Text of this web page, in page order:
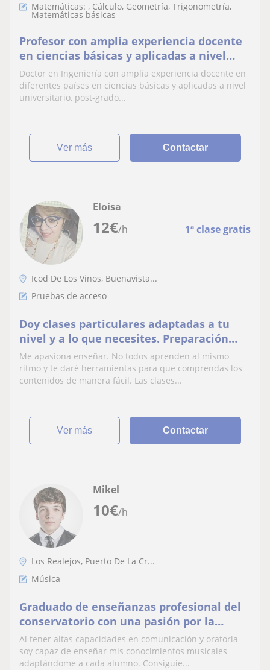
Matemáticas: , Cálculo, Geometría, Trigonometría,
Matemáticas básicas
Profesor con amplia experiencia docente
en ciencias básicas y aplicadas a nivel
universitario y educación secundaria
Doctor en Ingeniería con amplia experiencia docente en
diferentes países en ciencias básicas y aplicadas a nivel
universitario, post-grado...
ver más Contactar
12€/h 1ª clase gratis
Eloisa
Icod De Los Vinos, Buenavista...
Pruebas de acceso
Doy clases particulares adaptadas a tu
nivel y a lo que necesites. Preparación
para pruebas de Eso, bachillerato, grado
medio o superior, competencias claves,
entre otros
Me apasiona enseñar. No todos aprenden al mismo
ritmo y te daré herramientas para que comprendas los
contenidos de manera fácil. Las clases...
ver más Contactar
10€/h
Mikel
Los Realejos, Puerto De La Cr...
Música
Graduado de enseñanzas profesional del
conservatorio con una pasión por la
música y la enseñanza
Al tener altas capacidades en comunicación y oratoria
soy capaz de enseñar mis conocimientos musicales
adaptándome a cada alumno. Consiguie...